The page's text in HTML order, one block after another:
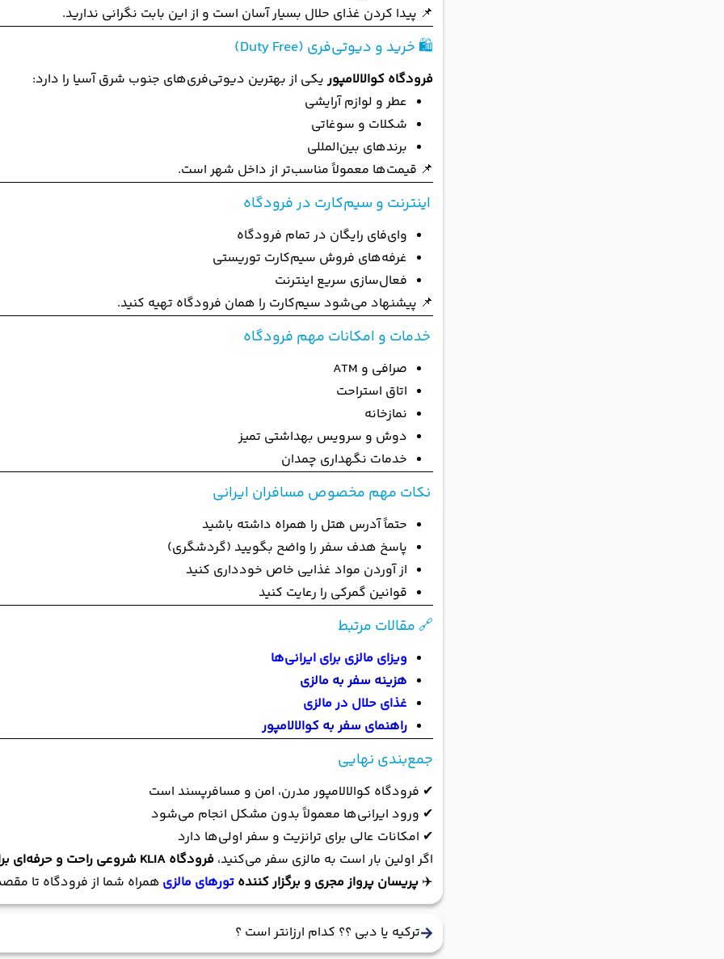
📌 پیدا کردن غذای حلال بسیار آسان است و از این بابت نگرانی ندارید.
🛍️ خرید و دیوتی‌فری (Duty Free)
فرودگاه کوالالامپوریکی از بهترین دیوتی‌فری‌های جنوب شرق آسیا را دارد:
عطر و لوازم آرایشی
شکلات و سوغاتی
برندهای بین‌المللی
📌 قیمت‌ها معمولاً مناسب‌تر از داخل شهر است.
اینترنت و سیم‌کارت در فرودگاه
وای‌فای رایگان در تمام فرودگاه
غرفه‌های فروش سیم‌کارت توریستی
فعال‌سازی سریع اینترنت
📌 پیشنهاد می‌شود سیم‌کارت را همان فرودگاه تهیه کنید.
خدمات و امکانات مهم فرودگاه
صرافی و ATM
اتاق استراحت
نمازخانه
دوش و سرویس بهداشتی تمیز
خدمات نگهداری چمدان
نکات مهم مخصوص مسافران ایرانی
حتماً آدرس هتل را همراه داشته باشید
پاسخ هدف سفر را واضح بگویید (گردشگری)
از آوردن مواد غذایی خاص خودداری کنید
قوانین گمرکی را رعایت کنید
🔗 مقالات مرتبط
ویزای مالزی برای ایرانی‌ها
هزینه سفر به مالزی
غذای حلال در مالزی
راهنمای سفر به کوالالامپور
جمع‌بندی نهایی
✔ فرودگاه کوالالامپور مدرن، امن و مسافرپسند است
✔ ورود ایرانی‌ها معمولاً بدون مشکل انجام می‌شود
✔ امکانات عالی برای ترانزیت و سفر اولی‌ها دارد
اگر اولین بار است به مالزی سفر می‌کنید، فرودگاه KLIA شروعی راحت و حرفه‌ای برای سفرتان خواهد بود
✈️ پریسان پرواز مجری و برگزار کننده تورهای مالزی همراه شما از فرودگاه تا
ترکیه یا دبی ؟؟ کدام ارزانتر است ؟